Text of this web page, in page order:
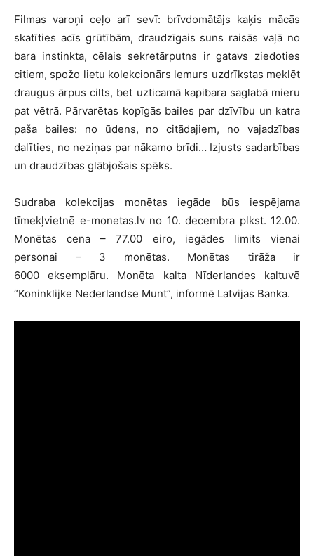
Filmas varoņi ceļo arī sevī: brīvdomātājs kaķis mācās
skatīties acīs grūtībām, draudzīgais suns raisās vaļā no
bara instinkta, cēlais sekretārputns ir gatavs ziedoties
citiem, spožo lietu kolekcionārs lemurs uzdrīkstas meklēt
draugus ārpus cilts, bet uzticamā kapibara saglabā mieru
pat vētrā. Pārvarētas kopīgās bailes par dzīvību un katra
paša bailes: no ūdens, no citādajiem, no vajadzības
dalīties, no neziņas par nākamo brīdi… Izjusts sadarbības
un draudzības glābjošais spēks.
Sudraba kolekcijas monētas iegāde būs iespējama
tīmekļvietnē e-monetas.lv no 10. decembra plkst. 12.00.
Monētas cena – 77.00 eiro, iegādes limits vienai
personai – 3 monētas. Monētas tirāža ir
6000 eksemplāru. Monēta kalta Nīderlandes kaltuvē
“Koninklijke Nederlandse Munt”, informē Latvijas Banka.